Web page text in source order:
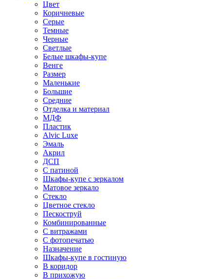
Цвет
Коричневые
Серые
Темные
Черные
Светлые
Белые шкафы-купе
Венге
Размер
Маленькие
Большие
Средние
Отделка и материал
МДФ
Пластик
Alvic Luxe
Эмаль
Акрил
ДСП
С патиной
Шкафы-купе с зеркалом
Матовое зеркало
Стекло
Цветное стекло
Пескоструй
Комбинированные
С витражами
С фотопечатью
Назначение
Шкафы-купе в гостиную
В коридор
В прихожую